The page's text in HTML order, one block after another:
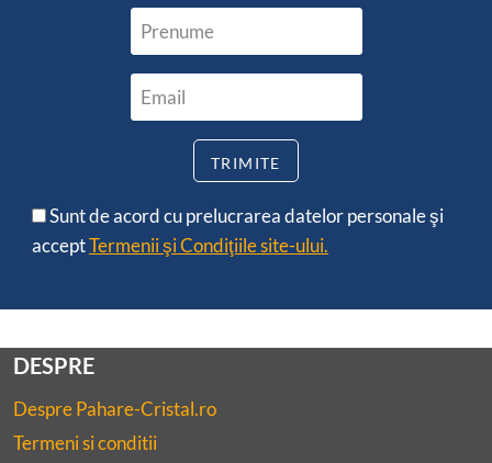
Sunt de acord cu prelucrarea datelor personale şi
acceptTermenii şi Condiţiile site-ului.
DESPRE
Despre Pahare-Cristal.ro
Termeni si conditii